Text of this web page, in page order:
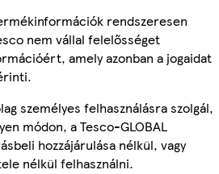
rendszeresen
nem vállal felelősséget
amely azonban a jogaidat
személyes felhasználásra szolgál,
módon, a Tesco-GLOBAL
hozzájárulása nélkül, vagy
nélkül felhasználni.